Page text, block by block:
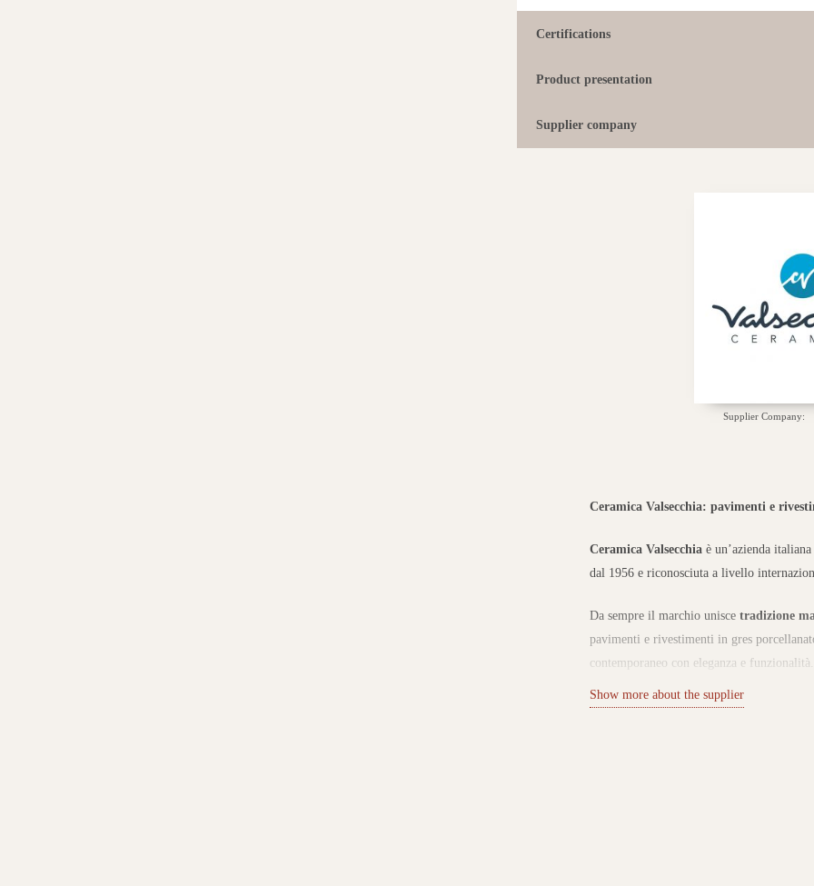
Certifications
Product presentation
Supplier company
Supplier Company:
Ceramica Valsecchia: pavimenti e
Ceramica Valsecchiaè un’azienda
dal 1956 e riconosciuta a livello
Da sempre il marchio unisce tradizione
pavimenti e rivestimenti in gres
contemporaneo con eleganza e funzionalità.
Collezioni versatili e di design
Show more about the supplier